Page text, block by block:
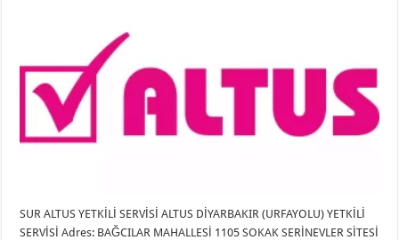
SUR ALTUS YETKİLİ SERVİSİ ALTUS DİYARBAKIR (URFAYOLU) YETKİLİ
SERVİSİ Adres: BAĞCILAR MAHALLESİ 1105 SOKAK SERİNEVLER SİTESİ